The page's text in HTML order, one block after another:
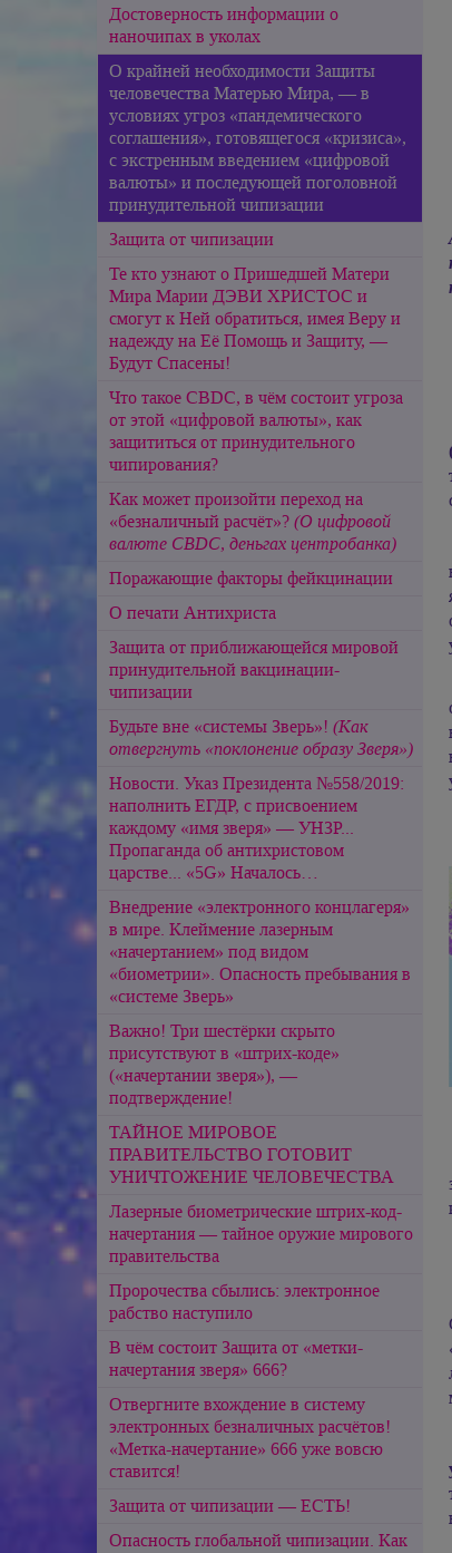
Достоверность информации о
наночипах в уколах
О крайней необходимости Защиты
человечества Матерью Мира, — в
условиях угроз «пандемического
соглашения», готовящегося «кризиса»,
с экстренным введением «цифровой
валюты» и последующей поголовной
принудительной чипизации
Защита от чипизации
Те кто узнают о Пришедшей Матери
Мира Марии ДЭВИ ХРИСТОС и
смогут к Ней обратиться, имея Веру и
надежду на Её Помощь и Защиту, —
Будут Спасены!
Что такое CBDC, в чём состоит угроза
от этой «цифровой валюты», как
защититься от принудительного
чипирования?
Как может произойти переход на
«безналичный расчёт»?(О цифровой
валюте CBDC, деньгах центробанка)
Поражающие факторы фейкцинации
О печати Антихриста
Защита от приближающейся мировой
принудительной вакцинации-
чипизации
Будьте вне «системы Зверь»! (Как
отвергнуть «поклонение образу Зверя»)
Новости. Указ Президента №558/2019:
наполнить ЕГДР, с присвоением
каждому «имя зверя» — УНЗР...
Пропаганда об антихристовом
царстве... «5G» Началось…
Внедрение «электронного концлагеря»
в мире. Клеймение лазерным
«начертанием» под видом
«биометрии». Опасность пребывания в
«системе Зверь»
Важно! Три шестёрки скрыто
присутствуют в «штрих-коде»
(«начертании зверя»), —
подтверждение!
ТАЙНОЕ МИРОВОЕ
ПРАВИТЕЛЬСТВО ГОТОВИТ
УНИЧТОЖЕНИЕ ЧЕЛОВЕЧЕСТВА
Лазерные биометрические штрих-код-
начертания — тайное оружие мирового
правительства
Пророчества сбылись: электронное
рабство наступило
В чём состоит Защита от «метки-
начертания зверя» 666?
Отвергните вхождение в систему
электронных безналичных расчётов!
«Метка-начертание» 666 уже вовсю
ставится!
Защита от чипизации — ЕСТЬ!
Опасность глобальной чипизации. Как